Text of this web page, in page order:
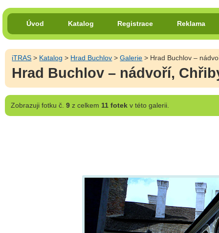
Úvod Katalog Registrace Reklama
iTRAS > Katalog > Hrad Buchlov >Galerie > Hrad Buchlov –
Hrad Buchlov – nádvoří,
Zobrazujifotku č. 9z celkem 11 fotekv této galerii.